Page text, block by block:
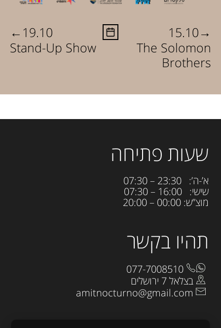
← 19.10
Stand-Up Show
15.10→
The Solomon
Brothers
תהיו בקשר
בצלאל 7 ירושלים
שעות פתיחה
א’-ה’: 23:30 – 07:30
שישי: 16:00 – 07:30
מוצ”ש: 00:00 – 20:00